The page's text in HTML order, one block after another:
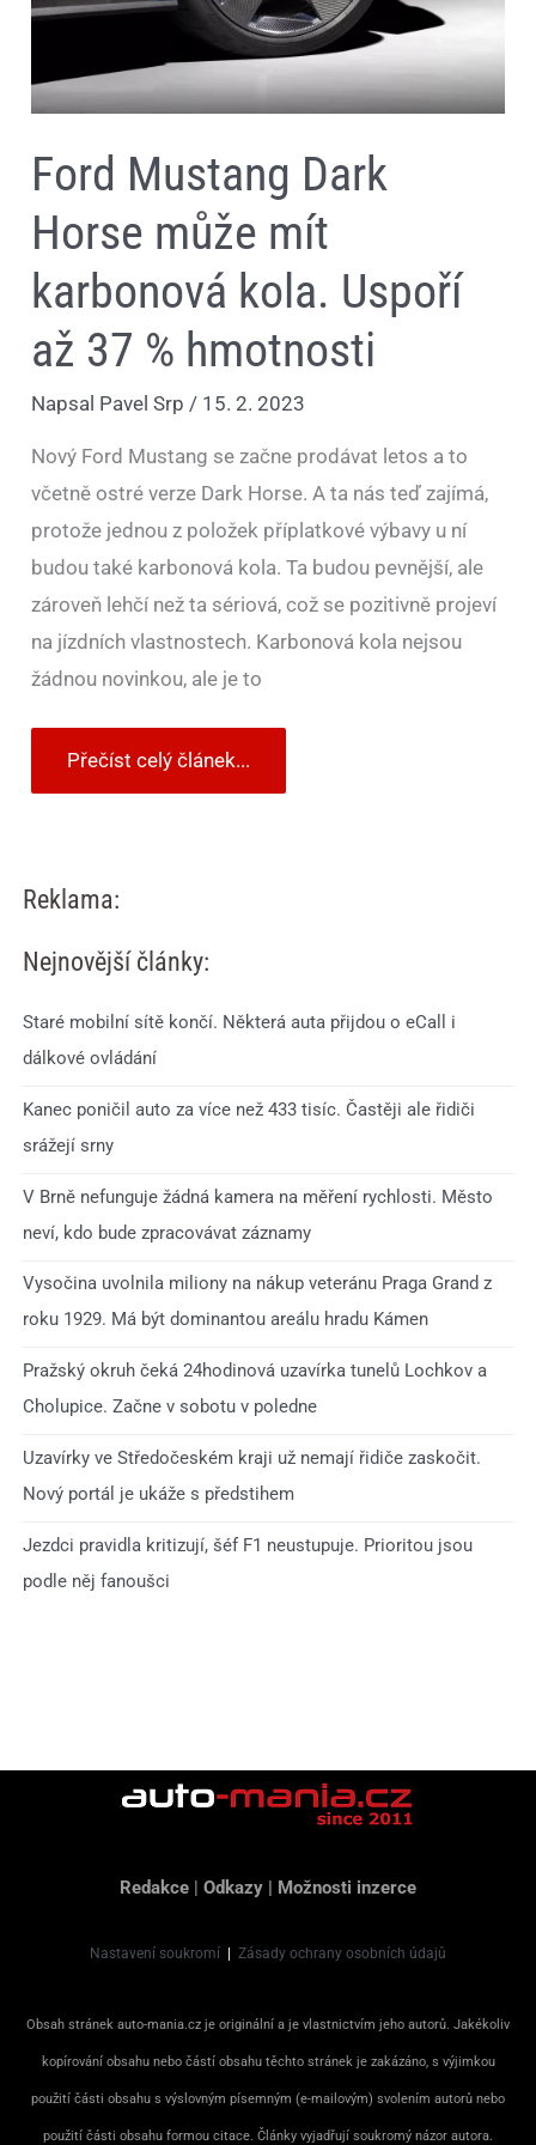
Ford Mustang Dark
Horse může mít
karbonová kola. Uspoří
až 37 % hmotnosti
Napsal Pavel Srp / 15. 2. 2023
Nový Ford Mustang se začne prodávat letos a to
včetně ostré verze Dark Horse. A ta nás teď zajímá,
protože jednou z položek příplatkové výbavy u ní
budou také karbonová kola. Ta budou pevnější, ale
zároveň lehčí než ta sériová, což se pozitivně projeví
na jízdních vlastnostech. Karbonová kola nejsou
žádnou novinkou, ale je to
Přečíst celý článek...
Reklama:
Nejnovější články:
Staré mobilní sítě končí. Některá auta přijdou o eCall i
dálkové ovládání
Kanec poničil auto za více než 433 tisíc. Častěji ale řidiči
srážejí srny
V Brně nefunguje žádná kamera na měření rychlosti. Město
neví, kdo bude zpracovávat záznamy
Vysočina uvolnila miliony na nákup veteránu Praga Grand z
roku 1929. Má být dominantou areálu hradu Kámen
Pražský okruh čeká 24hodinová uzavírka tunelů Lochkov a
Cholupice. Začne v sobotu v poledne
Uzavírky ve Středočeském kraji už nemají řidiče zaskočit.
Nový portál je ukáže s předstihem
Jezdci pravidla kritizují, šéf F1 neustupuje. Prioritou jsou
podle něj fanoušci
Redakce | Odkazy | Možnosti inzerce
Nastavení soukromí Zásady ochrany osobních údajů
Obsah stránek auto-mania.cz je originální a je vlastnictvím jeho autorů. Jakékoliv
kopírování obsahu nebo částí obsahu těchto stránek je zakázáno, s výjimkou
použití části obsahu s výslovným písemným (e-mailovým) svolením autorů nebo
použití části obsahu formou citace. Články vyjadřují soukromý názor autora.